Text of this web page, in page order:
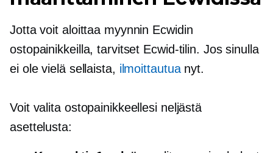
Jotta voit aloittaa myynnin Ecwidin
ostopainikkeilla, tarvitset Ecwid-tilin. Jos sinulla
ei ole vielä sellaista, ilmoittautuanyt.
Voit valita ostopainikkeellesi neljästä
asettelusta: